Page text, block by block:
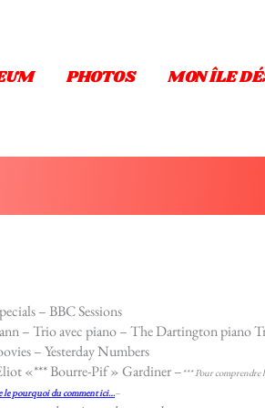
PHOTOS MON ÎLE
– BBC Sessions
– Trio avec piano – The Dartington piano
– Yesterday Numbers
«*** Bourre-Pif » Gardiner – *** Pour comprendre
pourquoi du comment ici…–